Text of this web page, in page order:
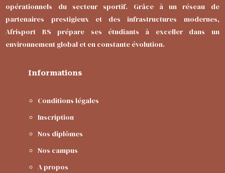
opérationnels du secteur sportif. Grâce à un réseau de
partenaires prestigieux et des infrastructures modernes,
Afrisport BS prépare ses étudiants à exceller dans un
environnement global et en constante évolution.
Informations
Conditions légales
Inscription
Nos diplômes
Nos campus
A propos